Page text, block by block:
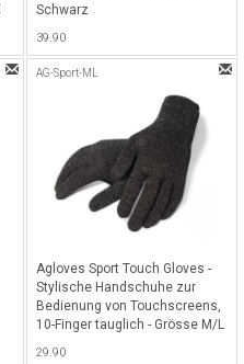
Schwarz
39.90
AG-Sport-ML
Agloves Sport Touch Gloves -
Stylische Handschuhe zur
Bedienung von Touchscreens,
10-Finger tauglich - Grösse M/L
29.90